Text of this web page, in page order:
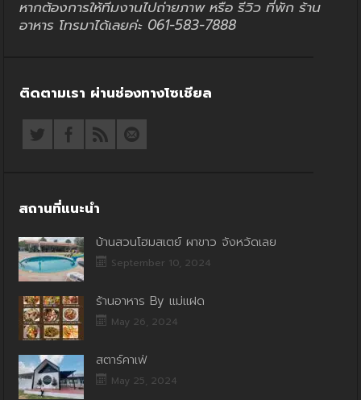
หากต้องการให้ทีมงานไปถ่ายภาพ หรือ รีวิว ที่พัก ร้าน
อาหาร โทรมาได้เลยค่ะ 061-583-7888
ติดตามเรา ผ่านช่องทางโซเชียล
สถานที่แนะนำ
บ้านสวนโฮมสเตย์ ผาขาว จังหวัดเลย
September 10, 2024
ร้านอาหาร By แม่แฝด
May 26, 2024
สตาร์คาเฟ่
May 25, 2024